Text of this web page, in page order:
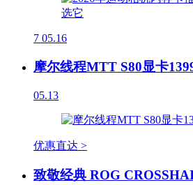
7 05.16
摩尔线程MTT S80显卡
05.13
优惠直达 >
致敬经典 ROG